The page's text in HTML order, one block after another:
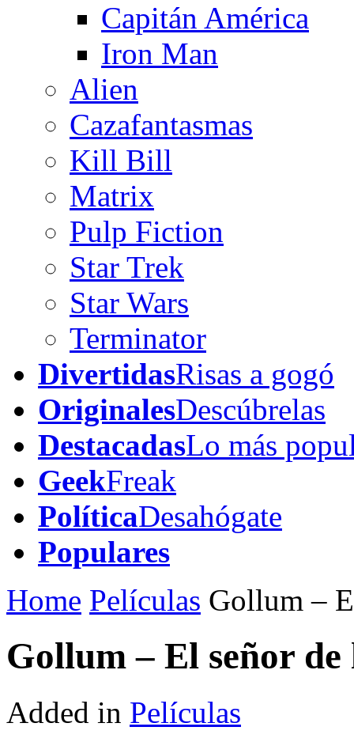
Capitán América
Iron Man
Alien
Cazafantasmas
Kill Bill
Matrix
Pulp Fiction
Star Trek
Star Wars
Terminator
DivertidasRisas a gogó
OriginalesDescúbrelas
DestacadasLo más
GeekFreak
PolíticaDesahógate
Populares
Home Películas Gollum –
Gollum – El señor de
Added in Películas